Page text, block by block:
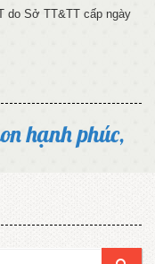
do Sở TT&TT cấp ngày
hạnh phúc,